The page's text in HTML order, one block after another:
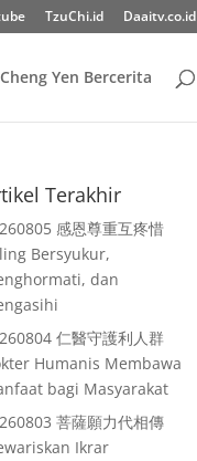
TzuChi.id Daaitv.co.id
Yen Bercerita
Terakhir
感恩尊重互疼惜
Bersyukur,
dan
仁醫守護利人群
Humanis Membawa
bagi Masyarakat
菩薩願力代相傳
Ikrar